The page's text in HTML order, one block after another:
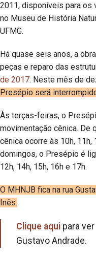
2011, disponíveis para os
no Museu de História
UFMG.
Há quase seis anos, a
peças e reparo das
de 2017. Neste mês de
Presépio será
Às terças-feiras, o
movimentação cênica. De
cênica ocorre às 10h, 11h,
domingos, o Presépio é
12h, 14h, 15h, 16h e 17h.
O MHNJB fica na rua
Inês.
Clique aqui para
Gustavo Andrade.